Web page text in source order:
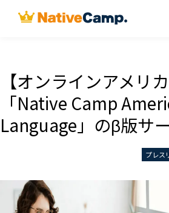
【オンラインアメリカ
「Native Camp
Language」のβ版サ
プレス